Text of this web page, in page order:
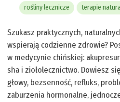
rośliny lecznicze terapie
Szukasz praktycznych,
wspierają codzienne zdrowie?
w medycynie chińskiej:
sha i ziołolecznictwo. Dowiesz
głowy, bezsenność, refluks,
zaburzenia hormonalne,